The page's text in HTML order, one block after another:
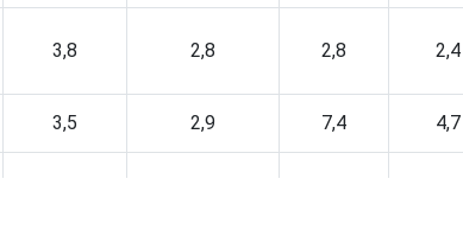
3,8 2,8 2,8 2,4
3,5 2,9 7,4 4,7